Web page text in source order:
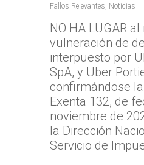
Fallos Relevantes, Noticias
NO HA LUGAR
vulneración de
interpuesto por
SpA, y Uber
confirmándose
Exenta 132, de
noviembre de
la Dirección
Servicio de